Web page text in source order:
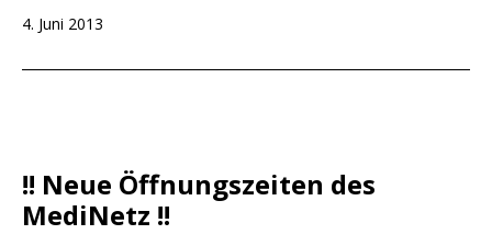
Veröffentlicht
4. Juni 2013
!! Neue Öffnungszeiten des
MediNetz !!